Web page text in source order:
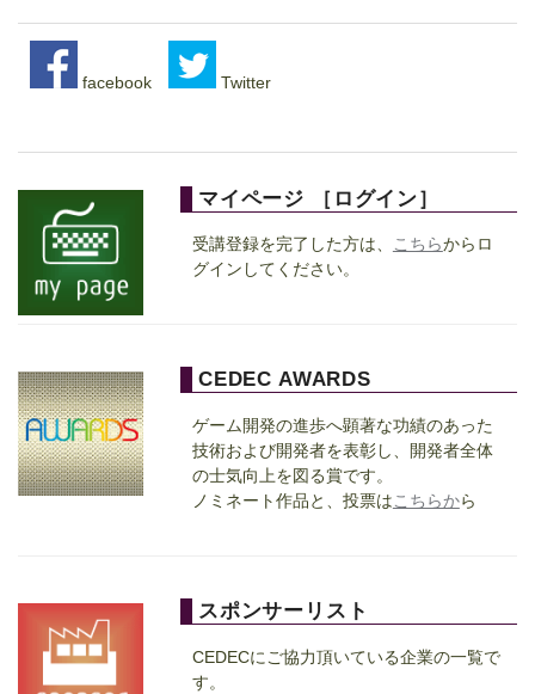
facebook Twitter
マイページ ［ ログイン］
受講登録を完了した方は、 こちらからロ
グインしてください。
CEDEC AWARDS
ゲーム開発の進歩へ顕著な功績のあった
技術および開発者を表彰し、開発者全体
の士気向上を図る賞です。
ノミネート作品と、投票はこちらから
スポンサーリスト
CEDECにご協力頂いている企業の一覧で
す。